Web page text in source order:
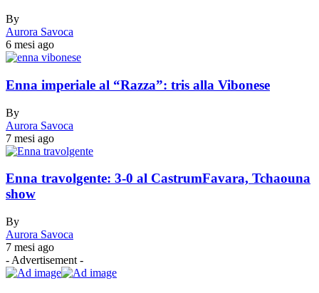
By
Aurora Savoca
6 mesi ago
Enna imperiale al “Razza”: tris alla Vibonese
By
Aurora Savoca
7 mesi ago
Enna travolgente: 3-0 al CastrumFavara, Tchaouna
show
By
Aurora Savoca
7 mesi ago
- Advertisement -